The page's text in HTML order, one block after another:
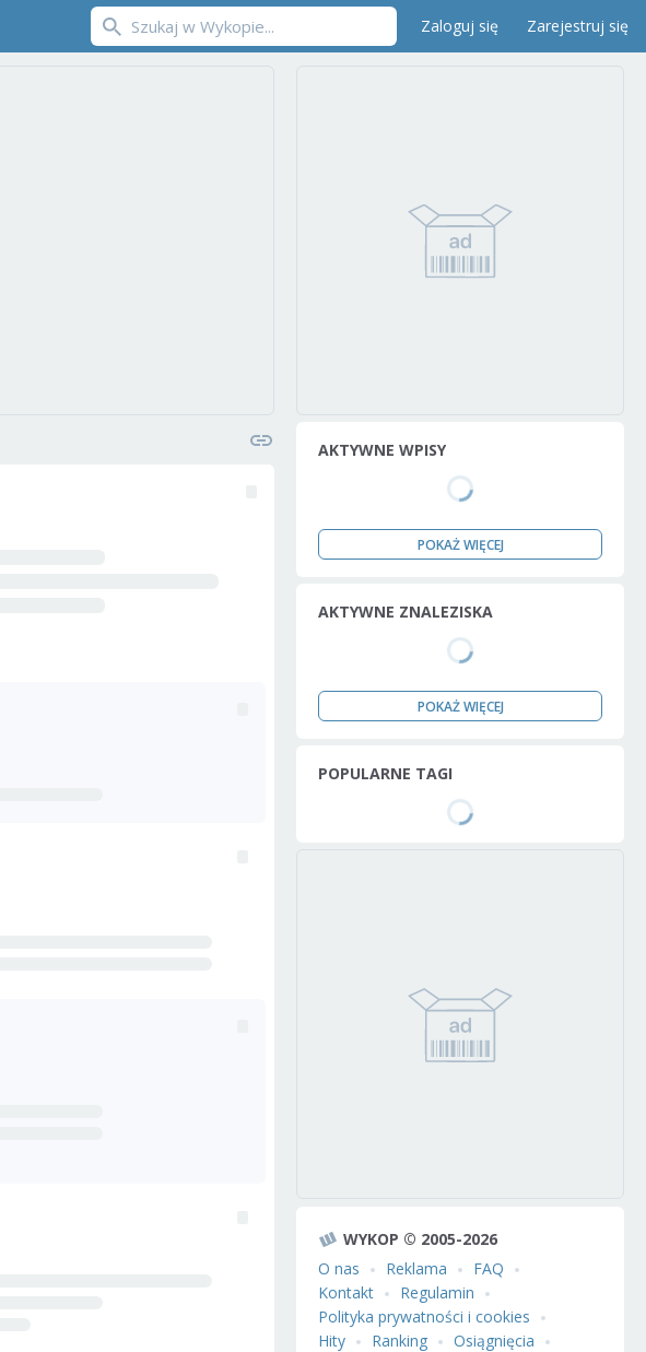
Zaloguj się Zarejestruj się
AKTYWNE WPISY
POKAŻ WIĘCEJ
AKTYWNE ZNALEZISKA
POKAŻ WIĘCEJ
POPULARNE TAGI
WYKOP © 2005-2026
O nas
Reklama
FAQ
Kontakt
Regulamin
Polityka prywatności i cookies
Hity
Ranking
Osiągnięcia